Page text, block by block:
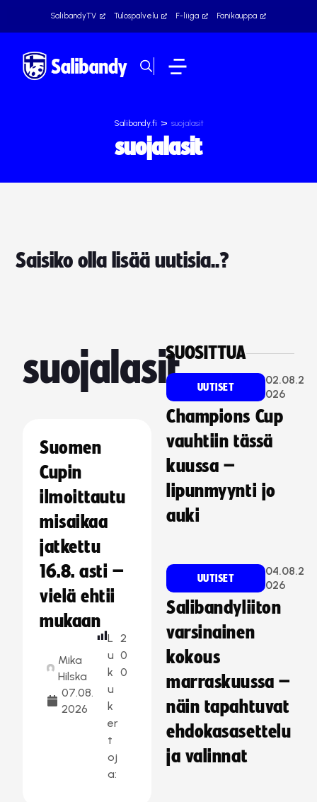
SalibandyTV Tulospalvelu F-liiga Fanikauppa
Salibandy.fi > suojalasit
suojalasit
Saisiko olla lisää uutisia..?
suojalasit
Suomen
Cupin
ilmoittautu
misaikaa
jatkettu
16.8. asti –
vielä ehtii
mukaan
Mika
Hilska
07.08.
2026
L
u
k
u
k
er
t
oj
a:
2
0
0
SUOSITTUA
UUTISET
02.08.2
026
Champions Cup
vauhtiin tässä
kuussa –
lipunmyynti jo
auki
UUTISET
04.08.2
026
Salibandyliiton
varsinainen
kokous
marraskuussa –
näin tapahtuvat
ehdokasasettelu
ja valinnat